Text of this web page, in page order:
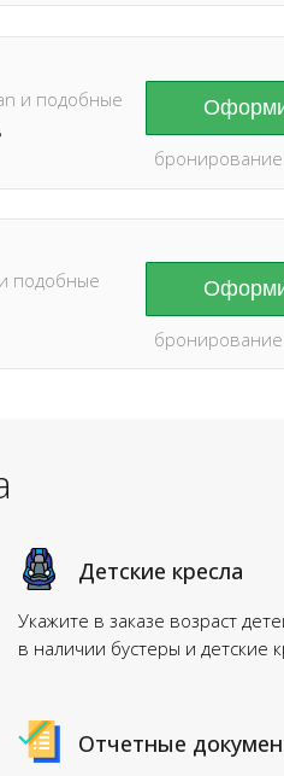
и подобные
подобные
Укажите в заказе возраст
в наличии бустеры и детские
Детские кресла
Отчетные